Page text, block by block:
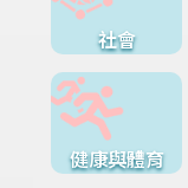
社會
健康與體育